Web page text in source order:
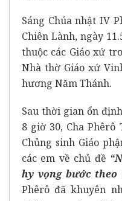
Sáng Chúa nhật IV
Chiên Lành, ngày
thuộc các Giáo xứ
Nhà thờ Giáo xứ
hương Năm Thánh.
Sau thời gian ổn
8 giờ 30, Cha Phêrô
Chủng sinh Giáo
các em về chủ đề
hy vọng bước theo
Phêrô đã khuyên